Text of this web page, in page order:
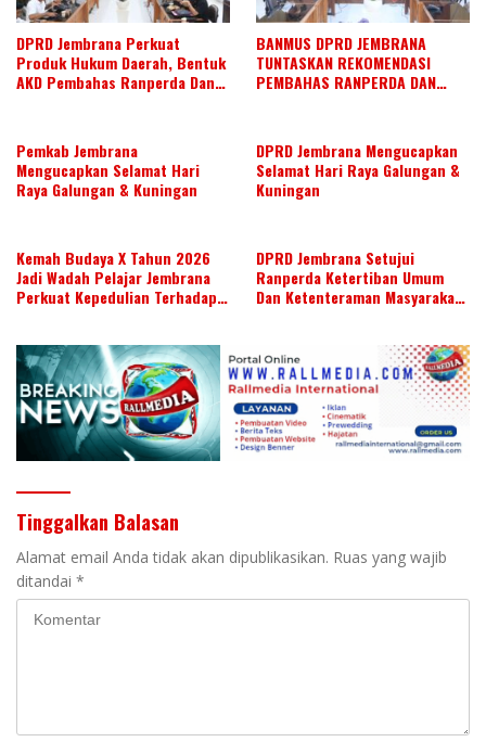
DPRD Jembrana Perkuat
Produk Hukum Daerah, Bentuk
AKD Pembahas Ranperda Dan
BANMUS DPRD JEMBRANA
TUNTASKAN REKOMENDASI
PEMBAHAS RANPERDA DAN
Pemkab Jembrana
Mengucapkan Selamat Hari
Raya Galungan & Kuningan
DPRD Jembrana Mengucapkan
Selamat Hari Raya Galungan &
Kuningan
Kemah Budaya X Tahun 2026
Jadi Wadah Pelajar Jembrana
Perkuat Kepedulian Terhadap
DPRD Jembrana Setujui
Ranperda Ketertiban Umum
Dan Ketenteraman Masyarakat
Tinggalkan Balasan
Alamat email Anda tidak akan dipublikasikan. Ruas yang wajib
ditandai *